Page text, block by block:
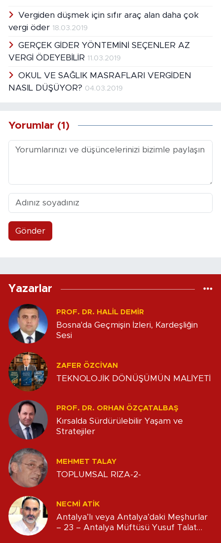
Vergiden düşmek için sıfır araç alan daha çok
vergi öder 18.03.2019
GERÇEK GİDER YÖNTEMİNİ SEÇENLER AZ
VERGİ ÖDEYEBİLİR 11.03.2019
OKUL VE SAĞLIK MASRAFLARI VERGİDEN
NASIL DÜŞÜYOR? 04.03.2019
Yorumlar (1)
Gönder
Yazarlar
PROF. DR. HALIL DEMIR
Bosna'da Geçmişin İzleri, Kardeşliğin
Sesi
ZAFER ÖZCIVAN
TEKNOLOJİK DÖNÜŞÜMÜN MALİYETİ
PROF. DR. ORHAN ÖZÇATALBAŞ
Kırsalda Sürdürülebilir Yaşam ve
Stratejiler
MEHMET TALAY
TOPLUMSAL RIZA-2-
NECMI ATİK
Antalya’lı veya Antalya’daki Meşhurlar
– 23 – Antalya Müftüsü Yusuf Talat